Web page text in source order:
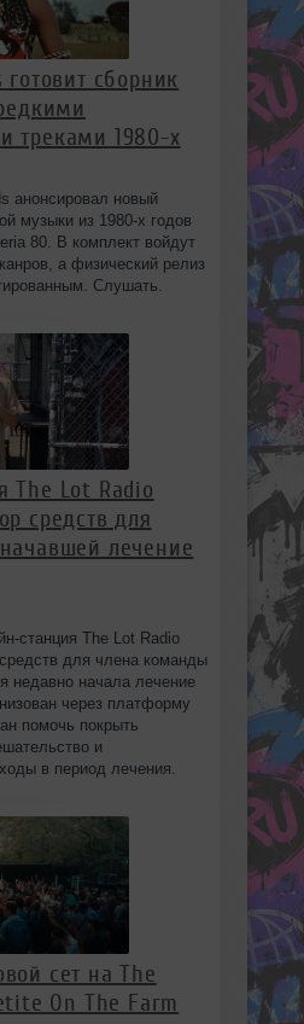
сборник
треками 1980-х
анонсировал новый
музыки из 1980-х годов
80. В комплект войдут
а физический релиз
Слушать.
The Lot Radio
средств для
лечение
станция The Lot Radio
для члена команды
недавно начала лечение
через платформу
помочь покрыть
и
в период лечения.
сет на The
On The Farm